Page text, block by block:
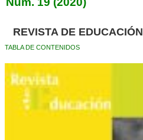
REVISTA DE EDUCACIÓN
TABLA DE CONTENIDOS